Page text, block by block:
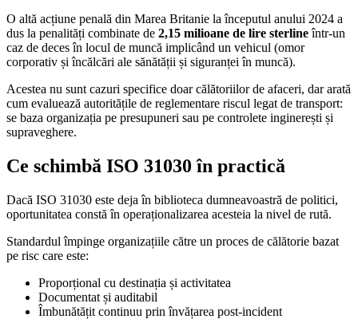
O altă acțiune penală din Marea Britanie la începutul anului 2024 a
dus la penalități combinate de 2,15 milioane de lire sterlineîntr-un
caz de deces în locul de muncă implicând un vehicul (omor
corporativ și încălcări ale sănătății și siguranței în muncă).
Acestea nu sunt cazuri specifice doar călătoriilor de afaceri, dar arată
cum evaluează autoritățile de reglementare riscul legat de transport:
se baza organizația pe presupuneri sau pe controlete inginerești și
supraveghere.
Ce schimbă ISO 31030 în practică
Dacă ISO 31030 este deja în biblioteca dumneavoastră de politici,
oportunitatea constă în operaționalizarea acesteia la nivel de rută.
Standardul împinge organizațiile către un proces de călătorie bazat
pe risc care este:
Proporțional cu destinația și activitatea
Documentat și auditabil
Îmbunătățit continuu prin învățarea post-incident